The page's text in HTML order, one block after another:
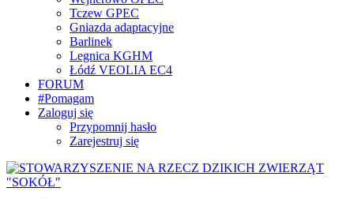
Tczew GPEC
Gniazda adaptacyjne
Barlinek
Legnica KGHM
Łódź VEOLIA EC4
FORUM
#Pomagam
Zaloguj się
Przypomnij hasło
Zarejestruj się